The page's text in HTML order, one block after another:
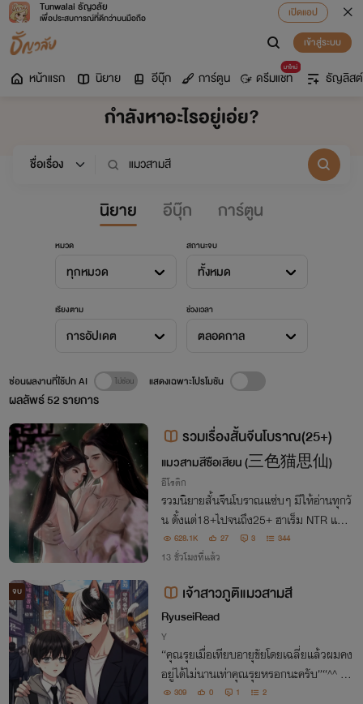
Tunwalai ธัญวลัย
เพื่อประสบการณ์ที่ดีกว่าบนมือถือ
เปิดแอป
เข้าสู่ระบบ
หน้าแรก นิยาย อีบุ๊ก การ์ตูน
มาใหม่
ดรีมแชท ธัญลิสต์
กำลังหาอะไรอยู่เอ่ย?
นิยาย อีบุ๊ก การ์ตูน
หมวด
ทุกหมวด
สถานะจบ
ทั้งหมด
เรียงตาม
การอัปเดต
ช่วงเวลา
ตลอดกาล
ผลลัพธ์52รายการ
ซ่อนผลงานที่ใช้ปก AI แสดงเฉพาะโปรโมชัน
รวมเรื่องสั้นจีนโบราณ(25+)
แมวสามสีซือเสียน (三色猫思仙)
อีโรติก
รวมนิยายสั้นจีนโบราณแซ่บๆ มีให้อ่านทุกวั
น ตั้งแต่18+ไปจนถึง25+ ฮาเร็ม NTR แนว
แอบแซ่บ สลับหมุนเวียนไม่เบื่อแน่นอนค่ะ
628.1K 27 3 344
13 ชั่วโมงที่แล้ว
จบ เจ้าสาวภูติแมวสามสี
RyuseiRead
Y
“คุณรุยเมื่อเทียบอายุขัยโดยเฉลี่ยแล้วผมคง
อยู่ได้ไม่นานเท่าคุณรุยหรอกนะครับ”“^^ พูด
อะไรน่ะ สิ่งมีชีวิตที่รับเชื้อไขผมทุกวันยังไงก็ไ
309 0 1 2